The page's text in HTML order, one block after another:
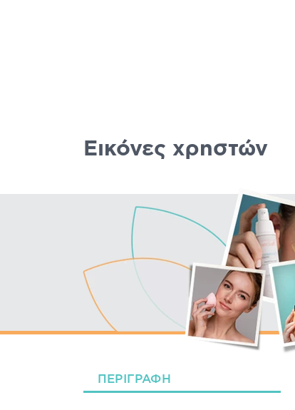
Εικόνες χρηστών
ΠΕΡΙΓΡΑΦΉ